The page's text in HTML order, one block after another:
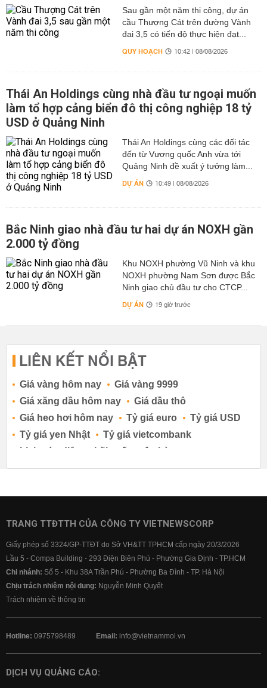
Sau gần một năm thi công, dự án
cầu Thượng Cát trên đường Vành
đai 3,5 có tiến độ thực hiện đạt...
QUY HOẠCH 10:42 | 08/08/2026
Thái An Holdings cùng nhà đầu tư ngoại muốn
làm tổ hợp cảng biển đô thị công nghiệp 18 tỷ
USD ở Quảng Ninh
Thái An Holdings cùng các đối tác
đến từ Vương quốc Anh vừa tới
Quảng Ninh đề xuất ý tưởng làm...
DỰ ÁN 10:49 | 08/08/2026
Bắc Ninh giao nhà đầu tư hai dự án NOXH gần
2.000 tỷ đồng
Khu NOXH phường Vũ Ninh và khu
NOXH phường Nam Sơn được Bắc
Ninh giao chủ đầu tư cho CTCP...
DỰ ÁN 19 giờ trước
LIÊN KẾT NỔI BẬT
Giá vàng hôm nay
Giá vàng 9999
Giá xăng dầu hôm nay
Giá dầu thô
Giá heo hơi hôm nay
Tỷ giá euro
Tỷ giá USD
Tỷ giá yen Nhật
Tỷ giá vietcombank
Lịch cúp điện
Lãi suất ngân hàng
Lãi suất tiết kiệm
Lãi suất tiền gửi
Lãi suất ngân hàng BIDV
Lãi suất ngân hàng Vietcombank
TRANG TTĐTTH CỦA CÔNG TY VIETNEWSCORP
Giấy phép số 3324/GP-TTĐT do Sở VH&TT TPHCM cấp ngày 20/3/2026
Lầu 5 - Compa Building - 293 Điện Biên Phủ - Phường Gia Định - TP.HCM
Chi nhánh: Số 5 - Khu 38A Trần Phú - Phường Ba Đình - TP. Hà Nội
Chịu trách nhiệm nội dung: Nguyễn Minh Quyết
Trách nhiệm về thông tin
Hotline: 0975798489 Email: info@vietnammoi.vn
DỊCH VỤ QUẢNG CÁO: